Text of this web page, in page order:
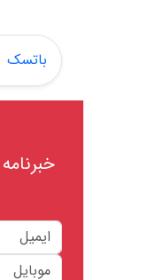
باتسک
خبرنامه